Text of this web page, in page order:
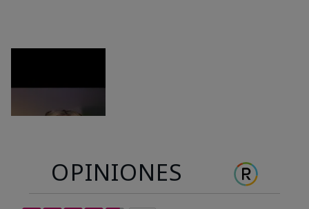
OPINIONES